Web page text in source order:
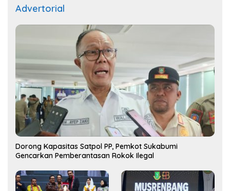
Advertorial
Dorong Kapasitas Satpol PP, Pemkot Sukabumi
Gencarkan Pemberantasan Rokok Ilegal